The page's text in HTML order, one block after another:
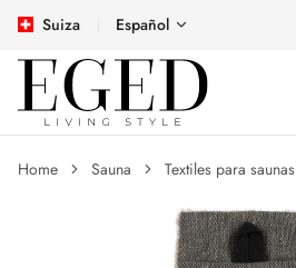
Suiza Español
Home Sauna Textiles para saunas